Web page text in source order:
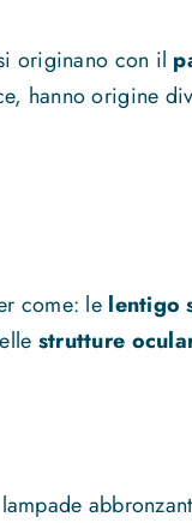
originano con il
hanno origine
come: le lentigo
strutture